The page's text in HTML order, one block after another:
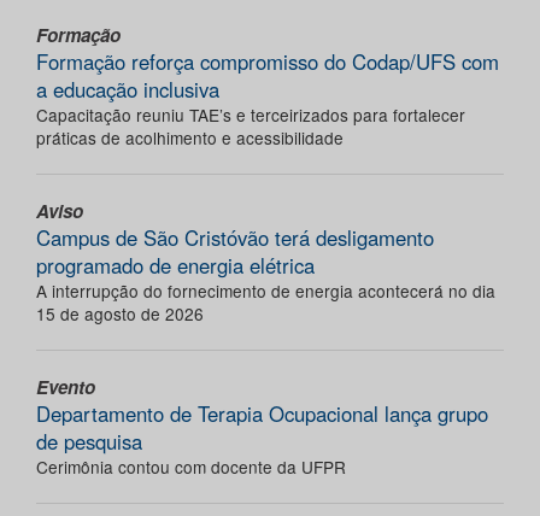
Formação
Formação reforça compromisso do Codap/UFS com
a educação inclusiva
Capacitação reuniu TAE’s e terceirizados para fortalecer
práticas de acolhimento e acessibilidade
Aviso
Campus de São Cristóvão terá desligamento
programado de energia elétrica
A interrupção do fornecimento de energia acontecerá no dia
15 de agosto de 2026
Evento
Departamento de Terapia Ocupacional lança grupo
de pesquisa
Cerimônia contou com docente da UFPR